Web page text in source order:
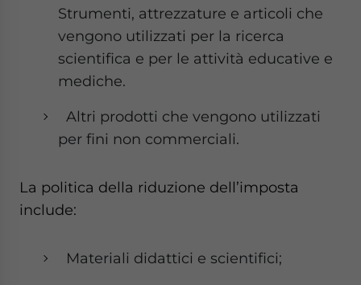
Strumenti, attrezzature e articoli che
vengono utilizzati per la ricerca
scientifica e per le attività educative e
mediche.
Altri prodotti che vengono utilizzati
per fini non commerciali.
La politica della riduzione dell’imposta
include:
Materiali didattici e scientifici;